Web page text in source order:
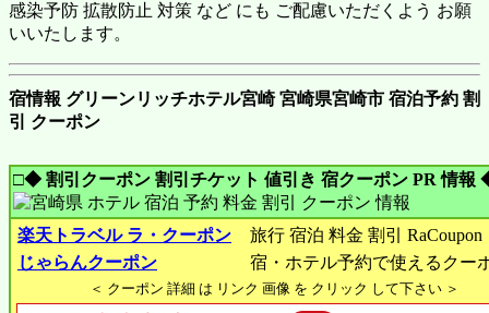
感染予防 拡散防止 対策 など にも ご配慮いただくよう お願
いいたします。
宿情報 グリーンリッチホテル宮崎 宮崎県宮崎市 宿泊予約 割
引 クーポン
□◆ 割引クーポン 割引チケット 値引き 宿クーポン PR 情報
楽天トラベル ラ・クーポン
旅行 宿泊 料金 割引 RaCoupon
じゃらんクーポン
宿・ホテル予約で使えるクー
＜ クーポン 詳細 は リンク 画像 を クリック して下さい ＞